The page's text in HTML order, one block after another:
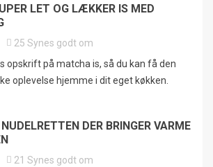
LET OG LÆKKER IS MED
25 Synes godt om
opskrift på matcha is, så du kan få den
oplevelse hjemme i dit eget køkken.
DER BRINGER VARME
21 Synes godt om